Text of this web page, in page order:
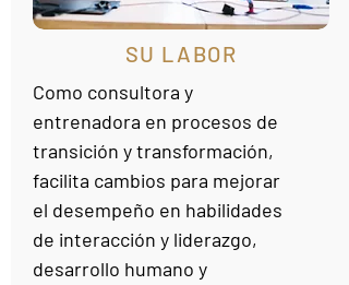
SU LABOR
Como consultora y
entrenadora en procesos de
transición y transformación,
facilita cambios para mejorar
el desempeño en habilidades
de interacción y liderazgo,
desarrollo humano y